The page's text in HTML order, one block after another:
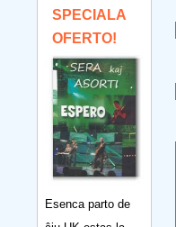
SPECIALA
OFERTO!
Esenca parto de